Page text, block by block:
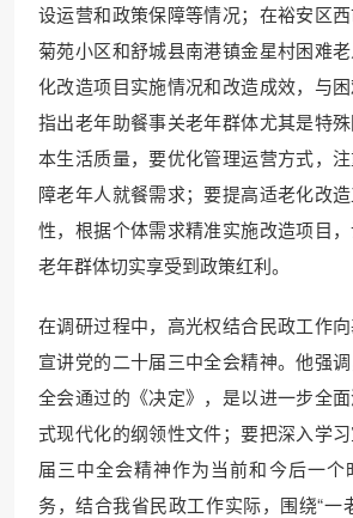
设运营和政策保障等情况；在裕安区
菊苑小区和舒城县南港镇金星村困难
化改造项目实施情况和改造成效，与困
指出老年助餐事关老年群体尤其是特
本生活质量，要优化管理运营方式，
障老年人就餐需求；要提高适老化改
性，根据个体需求精准实施改造项目
老年群体切实享受到政策红利。
在调研过程中，高光权结合民政工作
宣讲党的二十届三中全会精神。他强
全会通过的《决定》，是以进一步全
式现代化的纲领性文件；要把深入学
届三中全会精神作为当前和今后一个
务，结合我省民政工作实际，围绕“一